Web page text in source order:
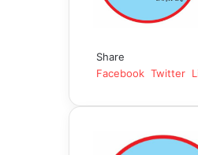
Share
Facebook Twitter